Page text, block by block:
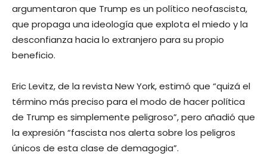
argumentaron que Trump es un político neofascista,
que propaga una ideología que explota el miedo y la
desconfianza hacia lo extranjero para su propio
beneficio.
Eric Levitz, de la revista New York, estimó que “quizá el
término más preciso para el modo de hacer política
de Trump es simplemente peligroso”, pero añadió que
la expresión “fascista nos alerta sobre los peligros
únicos de esta clase de demagogia”.